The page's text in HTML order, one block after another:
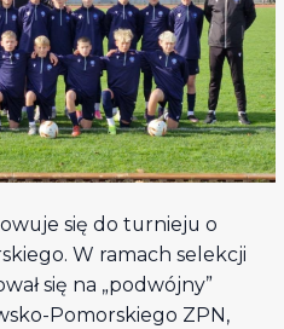
się do turnieju o
W ramach selekcji
się na „podwójny”
Pomorskiego ZPN,